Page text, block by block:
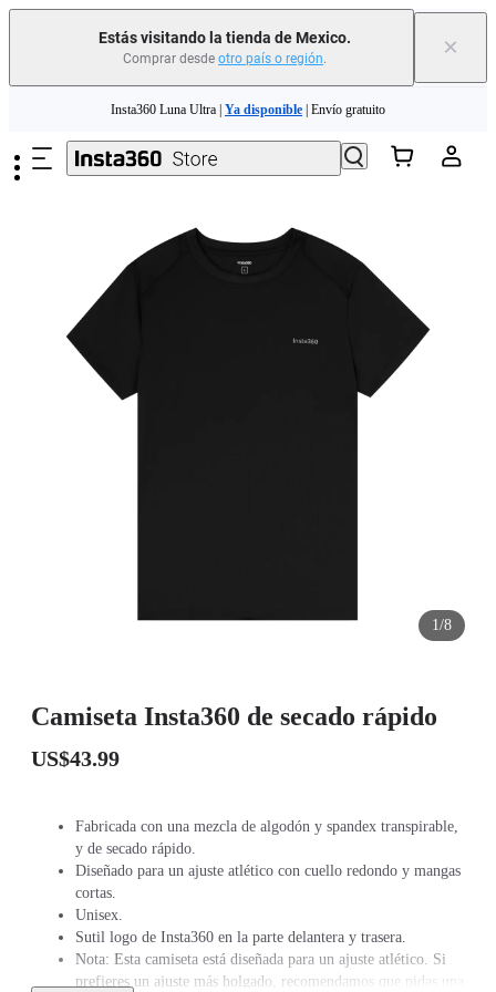
Estás visitando la tienda de Mexico.
Comprar desde otro país o región. ×
Insta360 Luna Ultra | Ya disponible | Envío gratuito
Insta360 Luna Ultra | | Envío gratuito
1/8
Camiseta Insta360 de secado rápido
US$43.99
Fabricada con una mezcla de algodón y spandex transpirable,
y de secado rápido.
Diseñado para un ajuste atlético con cuello redondo y mangas
cortas.
Unisex.
Sutil logo de Insta360 en la parte delantera y trasera.
Nota: Esta camiseta está diseñada para un ajuste atlético. Si
prefieres un ajuste más holgado, recomendamos que pidas una